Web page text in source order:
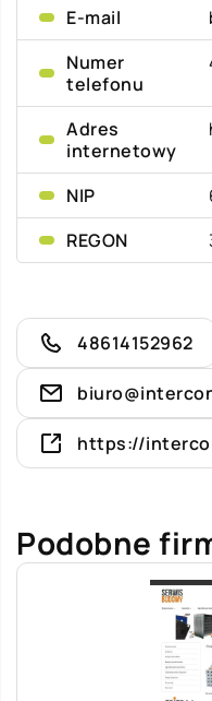
E-mail
Numer
telefonu
Adres
internetowy
NIP
REGON
48614152962
https://
Podobne